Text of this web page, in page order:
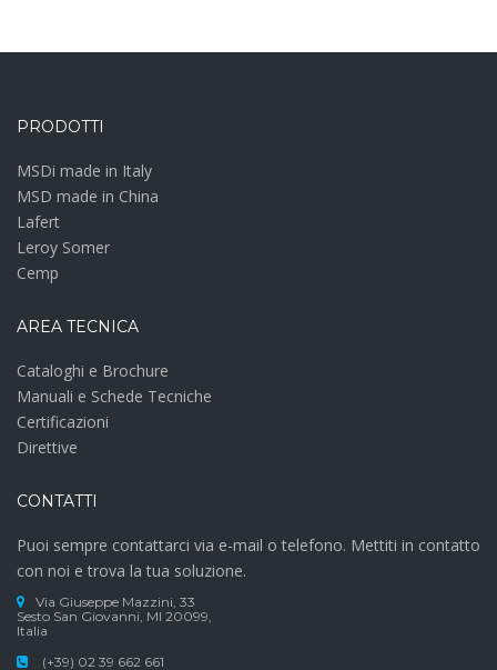
PRODOTTI
MSDi made in Italy
MSD made in China
Lafert
Leroy Somer
Cemp
AREA TECNICA
Cataloghi e Brochure
Manuali e Schede Tecniche
Certificazioni
Direttive
CONTATTI
Puoi sempre contattarci via e-mail o telefono. Mettiti in contatto
con noi e trova la tua soluzione.
Via Giuseppe Mazzini, 33
Sesto San Giovanni, MI 20099,
Italia
(+39) 02 39 662 661